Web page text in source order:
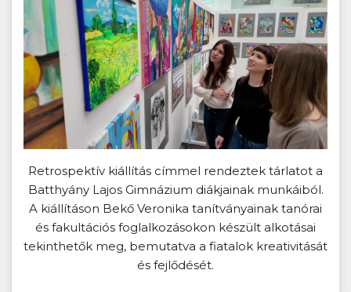
Retrospektív kiállítás címmel rendeztek tárlatot a
Batthyány Lajos Gimnázium diákjainak munkáiból.
A kiállításon Bekő Veronika tanítványainak tanórai
és fakultációs foglalkozásokon készült alkotásai
tekinthetők meg, bemutatva a fiatalok kreativitását
és fejlődését.